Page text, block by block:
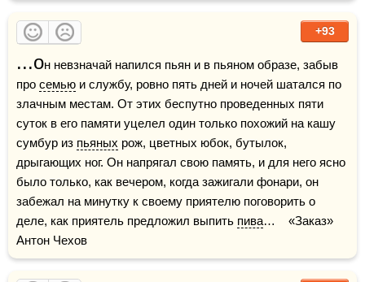
+93
...он невзначай напился пьян и в пьяном образе, забыв
про семью и службу, ровно пять дней и ночей шатался по
злачным местам. От этих беспутно проведенных пяти
суток в его памяти уцелел один только похожий на кашу
сумбур из пьяных рож, цветных юбок, бутылок,
дрыгающих ног. Он напрягал свою память, и для него ясно
было только, как вечером, когда зажигали фонари, он
забежал на минутку к своему приятелю поговорить о
деле, как приятель предложил выпить пива…    «Заказ»
Антон Чехов